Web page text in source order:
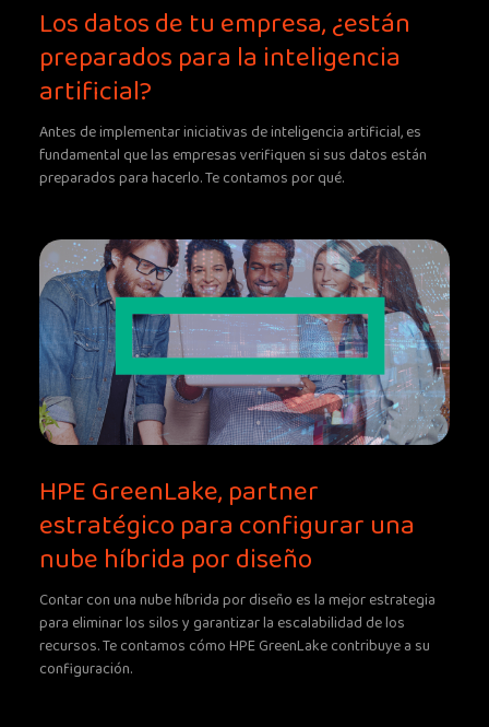
Los datos de tu empresa, ¿están
preparados para la inteligencia
artificial?
Antes de implementar iniciativas de inteligencia artificial, es
fundamental que las empresas verifiquen si sus datos están
preparados para hacerlo. Te contamos por qué.
HPE GreenLake, partner
estratégico para configurar una
nube híbrida por diseño
Contar con una nube híbrida por diseño es la mejor estrategia
para eliminar los silos y garantizar la escalabilidad de los
recursos. Te contamos cómo HPE GreenLake contribuye a su
configuración.